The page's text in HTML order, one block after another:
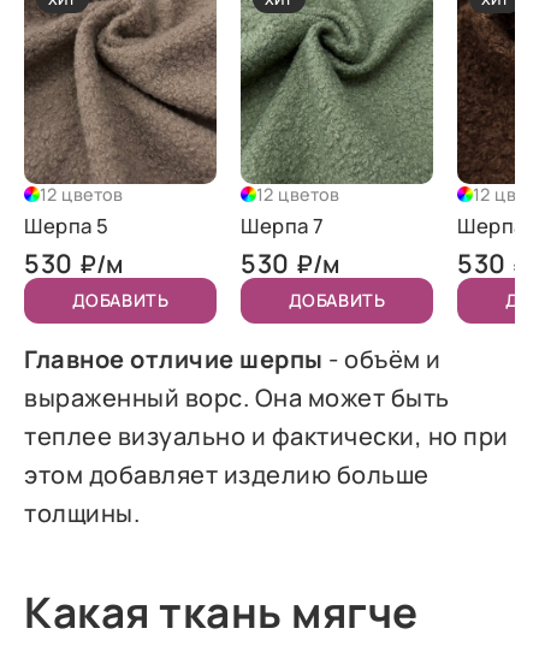
12 цветов
Шерпа 5
530 ₽/м
ДОБАВИТЬ
12 цветов
Шерпа 7
530 ₽/м
ДОБАВИТЬ
12
Шерпа
530
Главное отличие шерпы - объём и
выраженный ворс. Она может быть
теплее визуально и фактически, но при
этом добавляет изделию больше
толщины.
Какая ткань мягче